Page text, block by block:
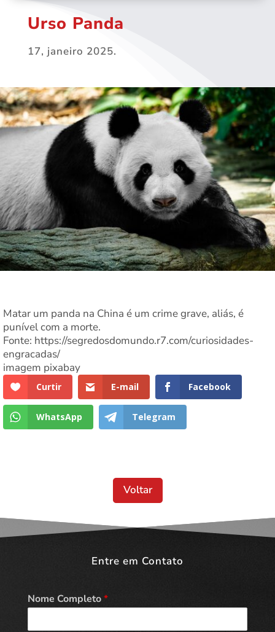
Urso Panda
17, janeiro 2025.
Matar um panda na China é um crime grave, aliás, é
punível com a morte.
Fonte: https://segredosdomundo.r7.com/curiosidades-
engracadas/
imagem pixabay
Curtir E-mail Facebook
WhatsApp Telegram
Voltar
Entre em Contato
Nome Completo*